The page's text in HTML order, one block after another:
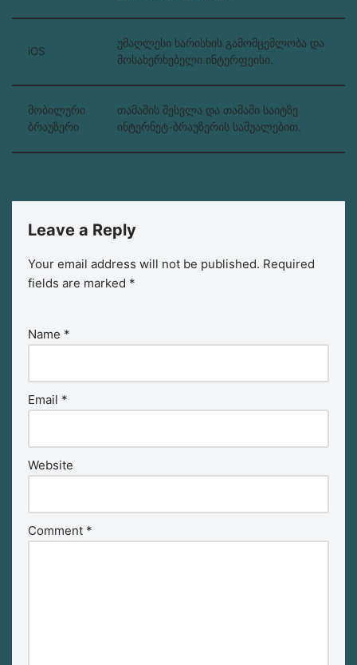
iOS
უმაღლესი ხარისხის გამომცემლობა და
მოსახერხებელი ინტერფეისი.
მობილური
ბრაუზერი
თამაშის შესვლა და თამაში საიტზე
ინტერნეტ-ბრაუზერის საშუალებით.
Leave a Reply
Your email address will not be published. Required
fields are marked *
Name *
Email *
Website
Comment *